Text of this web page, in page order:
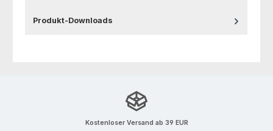
Produkt-Downloads
Kostenloser Versand ab 39 EUR